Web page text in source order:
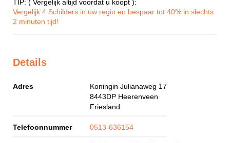
TIP: ( Vergelijk altijd voordat u koopt ):
Vergelijk 4 Schilders in uw regio en bespaar tot 40% in slechts
2 minuten tijd!
Details
Adres
Koningin Julianaweg 17
8443DP Heerenveen
Friesland
Telefoonnummer 0513-636154